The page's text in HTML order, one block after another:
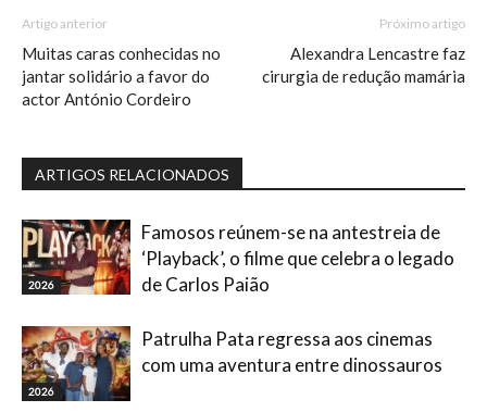
Artigo anterior
Muitas caras conhecidas no
jantar solidário a favor do
actor António Cordeiro
Próximo artigo
Alexandra Lencastre faz
cirurgia de redução mamária
ARTIGOS RELACIONADOS
2026
Famosos reúnem-se na antestreia de
‘Playback’, o filme que celebra o legado
de Carlos Paião
2026
Patrulha Pata regressa aos cinemas
com uma aventura entre dinossauros